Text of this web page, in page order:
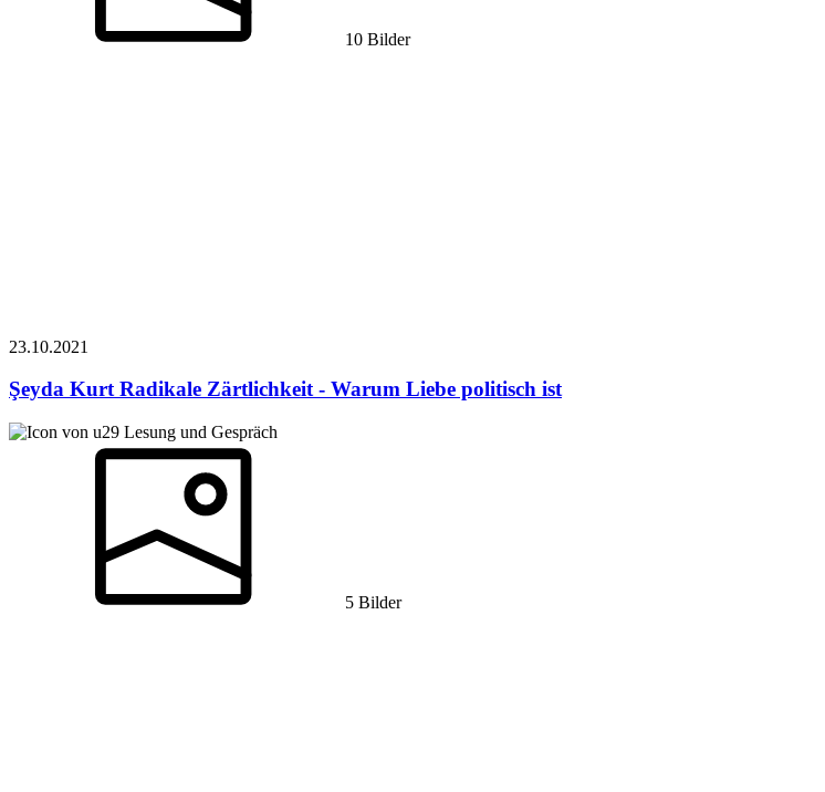
10 Bilder
23.10.2021
Şeyda Kurt Radikale Zärtlichkeit - Warum Liebe politisch ist
Lesung und Gespräch
5 Bilder